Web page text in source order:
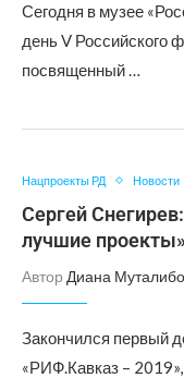
Сегодня в музее
день V Российского
посвященный …
Нацпроекты РД Новости
Сергей
лучшие проекты»
Автор Диана
Закончился первый
«РИФ.Кавказ –